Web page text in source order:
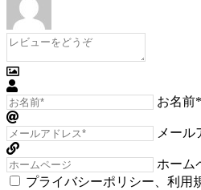
お名前*
メール
ホーム
プライバシーポリシー
利用